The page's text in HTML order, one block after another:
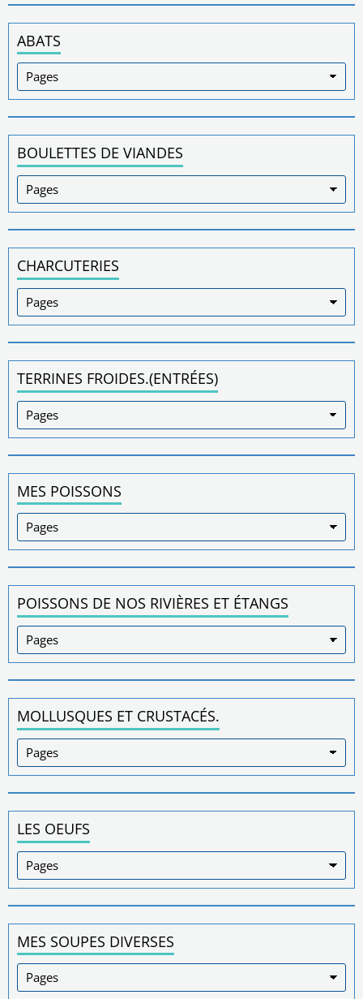
ABATS
BOULETTES DE VIANDES
CHARCUTERIES
TERRINES FROIDES.(ENTRÉES)
MES POISSONS
POISSONS DE NOS RIVIÈRES ET ÉTANGS
MOLLUSQUES ET CRUSTACÉS.
LES OEUFS
MES SOUPES DIVERSES